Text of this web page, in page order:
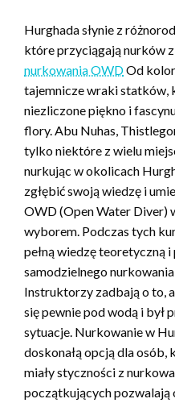
Hurghada słynie z
które przyciągają nurków z
nurkowania OWDOd
tajemnicze wraki statków,
niezliczone piękno i
flory. Abu Nuhas,
tylko niektóre z wielu
nurkując w okolicach
zgłębić swoją wiedzę i
OWD (Open Water Diver)
wyborem. Podczas tych
pełną wiedzę teoretyczną
samodzielnego
Instruktorzy zadbają o to,
się pewnie pod wodą i był
sytuacje. Nurkowanie w
doskonałą opcją dla osób,
miały styczności z
początkujących